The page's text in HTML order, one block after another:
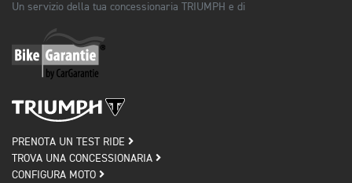
Un servizio della tua concessionaria TRIUMPH e di
PRENOTA UN TEST RIDE
TROVA UNA CONCESSIONARIA
CONFIGURA MOTO